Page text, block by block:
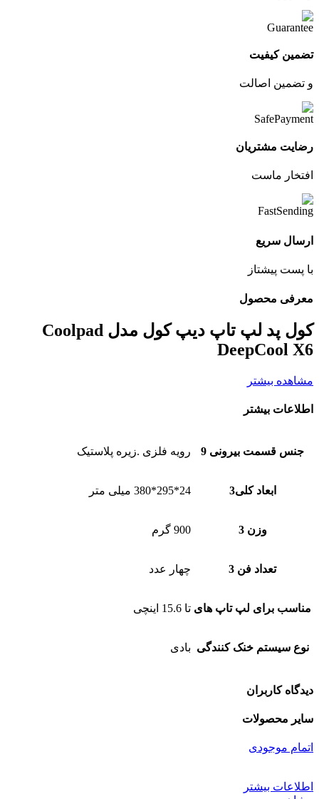
تضمین کیفیت
و تضمین اصالت
رضایت مشتریان
افتخار ماست
ارسال سریع
با پست پیشتاز
معرفی محصول
کول پد لپ تاپ دیپ کول مدل Coolpad
DeepCool X6
مشاهده بیشتر
اطلاعات بیشتر
جنس قسمت بیرونی 9 رویه فلزی .زیره پلاستیک
ابعاد کلی3 24*295*380 میلی متر
وزن 3 900 گرم
تعداد فن 3 چهار عدد
مناسب برای لپ تاپ های تا 15.6 اینچی
نوع سیستم خنک کنندگی بادی
دیدگاه کاربران
سایر محصولات
اتمام موجودی
اطلاعات بیشتر